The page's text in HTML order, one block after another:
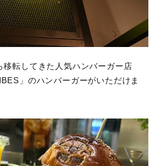
移転してきた人気ハンバーガー店
」のハンバーガーがいただけま